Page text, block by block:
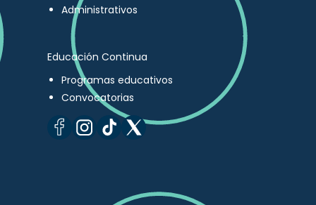
Administrativos
Educación Continua
Programas educativos
Convocatorias